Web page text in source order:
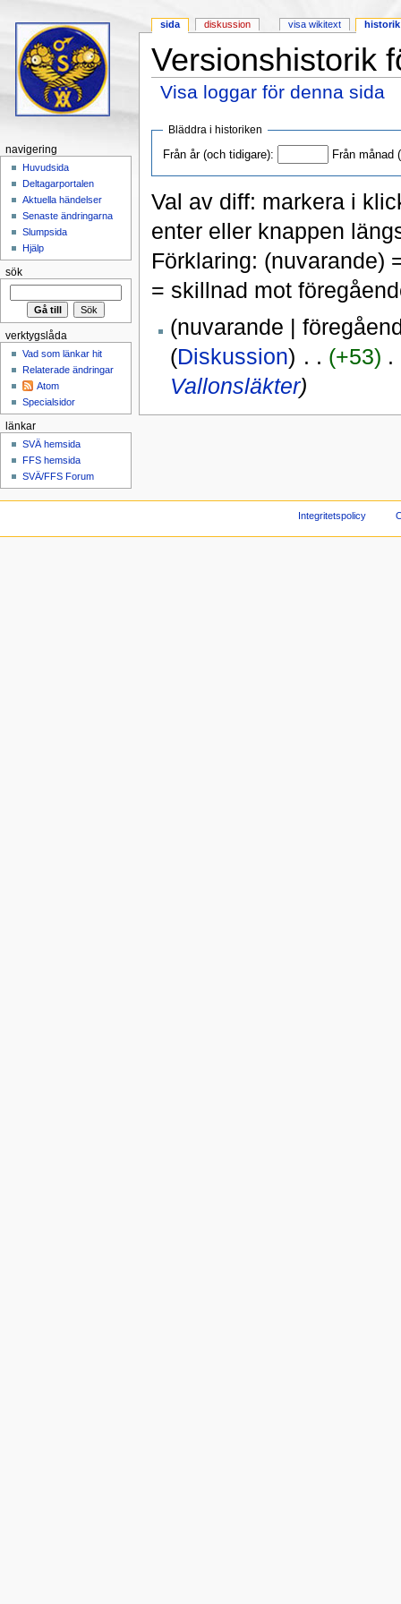
Versionshistorik
Visa loggar för denna sida
Bläddra i historiken
Från år (och tidigare): Från månad
Val av diff: markera i
enter eller knappen
Förklaring: (nuvarande)
= skillnad mot
(nuvarande |
(Diskussion) ‎ . . (+53)
Vallonsläkter)
sida diskussion visa wikitext historik
navigering
Huvudsida
Deltagarportalen
Aktuella händelser
Senaste ändringarna
Slumpsida
Hjälp
sök
verktygslåda
Vad som länkar hit
Relaterade ändringar
Atom
Specialsidor
länkar
SVÄ hemsida
FFS hemsida
SVÄ/FFS Forum
Integritetspolicy